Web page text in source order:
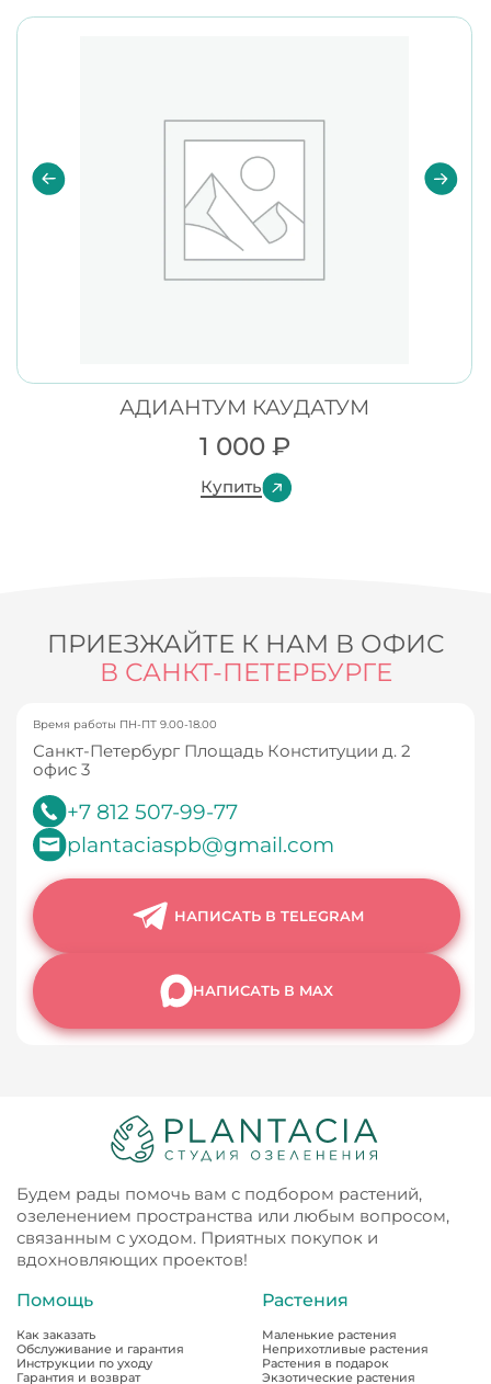
АДИАНТУМ КАУДАТУМ
1 000 ₽
Купить
ПРИЕЗЖАЙТЕ К НАМ В ОФИС
В САНКТ-ПЕТЕРБУРГЕ
Время работы ПН-ПТ 9.00-18.00
Санкт-Петербург Площадь Конституции д. 2
офис 3
+7 812 507-99-77
plantaciaspb@gmail.com
НАПИСАТЬ В TELEGRAM
НАПИСАТЬ В MAX
Будем рады помочь вам с подбором растений,
озеленением пространства или любым вопросом,
связанным с уходом. Приятных покупок и
вдохновляющих проектов!
Помощь
Как заказать
Обслуживание и гарантия
Инструкции по уходу
Гарантия и возврат
Растения
Маленькие растения
Неприхотливые растения
Растения в подарок
Экзотические растения